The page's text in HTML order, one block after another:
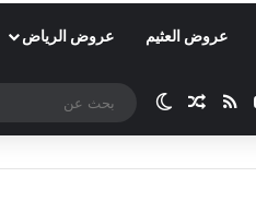
عروض العثيم عروض الرياض
‫YouTubeملخص الموقع RSS
مقال عشوائي
الوضع المظلم